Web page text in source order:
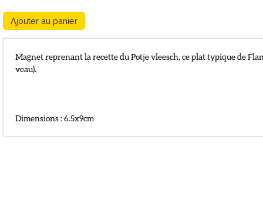
Magnet reprenant la recette du Potje vleesch, ce plat typique de
veau).
Dimensions : 6.5x9cm